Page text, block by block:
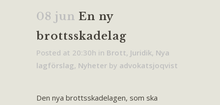
08 jun En ny
brottsskadelag
Posted at 20:30h in Brott, Juridik, Nya
lagförslag, Nyheter by advokatsjoqvist
Den nya brottsskadelagen, som ska